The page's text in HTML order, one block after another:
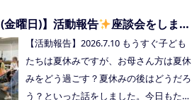
orms.gle/Vhs62HxfDKduZMeV8 ●ひだ
まりねっと座談会(北村がゲストスピー
カーで参加します) 場所：つむぎ高梁
（高梁市横町1072-1） 日時：令和8年8
月18日(火)10時00分～11時30分終了（予
お近くの方はぜひお越しくださいね！
(金曜日)】活動報告
座談会をしまし
【活動報告】2026.7.10 もうすぐ子ども
たちは夏休みですが、お母さん方は夏休
みをどう過ごす？夏休みの後はどうだろ
う？といった話をしました。今日もたく